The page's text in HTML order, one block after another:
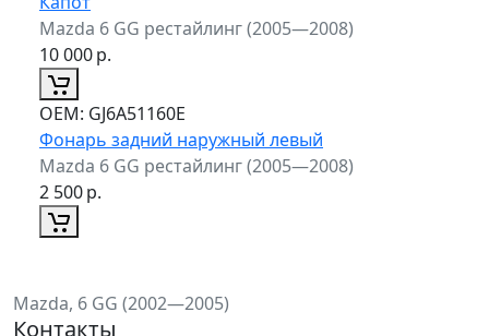
Mazda 6 GG рестайлинг (2005—2008)
10 000р.
ОЕМ: GJ6A51160E
Фонарь задний наружный левый
Mazda 6 GG рестайлинг (2005—2008)
2 500р.
Mazda, 6 GG (2002—2005)
Контакты